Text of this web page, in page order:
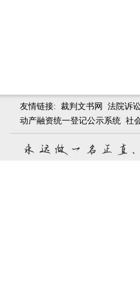
友情链接: 裁判文书网 法院诉
动产融资统一登记公示系统 社